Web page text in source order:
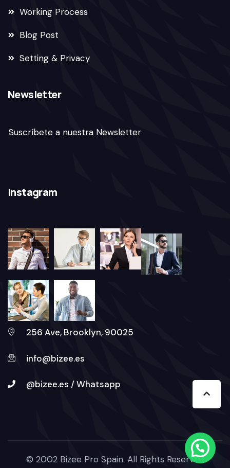
Working Process
Blog Post
Setting & Privacy
Newsletter
Suscríbete a nuestra Newsletter
Instagram
256 Ave, Brooklyn, 90025
info@bizee.es
@bizee.es / Whatsapp
© 2002 Bizee Pro Spain. All Rights Reserved